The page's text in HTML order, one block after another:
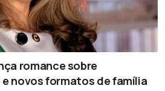
romance sobre
novos formatos de família